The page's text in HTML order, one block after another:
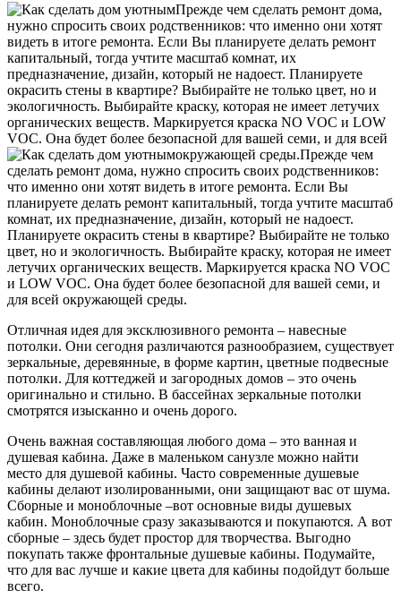
Прежде чем сделать ремонт дома,
нужно спросить своих родственников: что именно они хотят
видеть в итоге ремонта. Если Вы планируете делать ремонт
капитальный, тогда учтите масштаб комнат, их
предназначение, дизайн, который не надоест. Планируете
окрасить стены в квартире? Выбирайте не только цвет, но и
экологичность. Выбирайте краску, которая не имеет летучих
органических веществ. Маркируется краска NO VOC и LOW
VOC. Она будет более безопасной для вашей семи, и для всей
окружающей среды.Прежде чем
сделать ремонт дома, нужно спросить своих родственников:
что именно они хотят видеть в итоге ремонта. Если Вы
планируете делать ремонт капитальный, тогда учтите масштаб
комнат, их предназначение, дизайн, который не надоест.
Планируете окрасить стены в квартире? Выбирайте не только
цвет, но и экологичность. Выбирайте краску, которая не имеет
летучих органических веществ. Маркируется краска NO VOC
и LOW VOC. Она будет более безопасной для вашей семи, и
для всей окружающей среды.
Отличная идея для эксклюзивного ремонта – навесные
потолки. Они сегодня различаются разнообразием, существует
зеркальные, деревянные, в форме картин, цветные подвесные
потолки. Для коттеджей и загородных домов – это очень
оригинально и стильно. В бассейнах зеркальные потолки
смотрятся изысканно и очень дорого.
Очень важная составляющая любого дома – это ванная и
душевая кабина. Даже в маленьком санузле можно найти
место для душевой кабины. Часто современные душевые
кабины делают изолированными, они защищают вас от шума.
Сборные и моноблочные –вот основные виды душевых
кабин. Моноблочные сразу заказываются и покупаются. А вот
сборные – здесь будет простор для творчества. Выгодно
покупать также фронтальные душевые кабины. Подумайте,
что для вас лучше и какие цвета для кабины подойдут больше
всего.